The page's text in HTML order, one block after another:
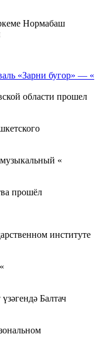
Нормабаш
«Зарни бугор» — «
области прошел
«
прошёл
институте
Балтач